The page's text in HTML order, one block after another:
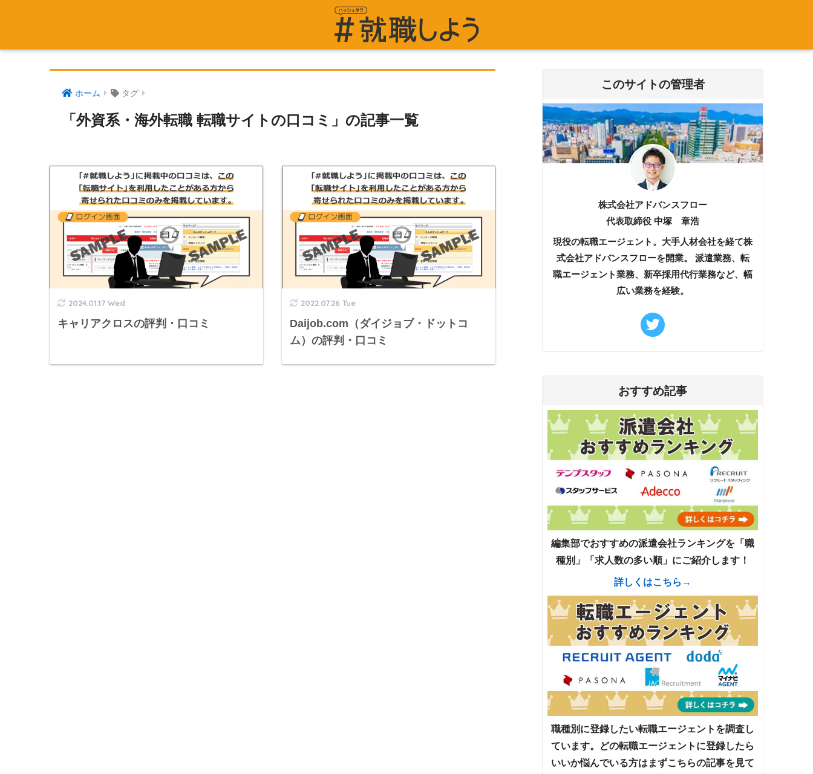
ホーム タグ
「外資系・海外転職 転職サイトの口コミ」の記事一覧
2024.01.17 Wed
キャリアクロスの評判・口コミ
2022.07.26 Tue
Daijob.com（ダイジョブ・ドットコ
ム）の評判・口コミ
このサイトの管理者
株式会社アドバンスフロー
代表取締役 中塚 章浩
現役の転職エージェント。大手人材会社を経て株
式会社アドバンスフローを開業。 派遣業務、転
職エージェント業務、新卒採用代行業務など、幅
広い業務を経験。
おすすめ記事
編集部でおすすめの派遣会社ランキングを「職
種別」「求人数の多い順」にご紹介します！
詳しくはこちら→
職種別に登録したい転職エージェントを調査し
ています。どの転職エージェントに登録したら
いいか悩んでいる方はまずこちらの記事を見て